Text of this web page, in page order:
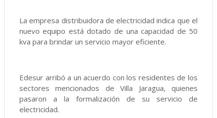
La empresa distribuidora de electricidad indica que el
nuevo equipo está dotado de una capacidad de 50
kva para brindar un servicio mayor eficiente.
Edesur arribó a un acuerdo con los residentes de los
sectores mencionados de Villa Jaragua, quienes
pasaron a la formalización de su servicio de
electricidad.